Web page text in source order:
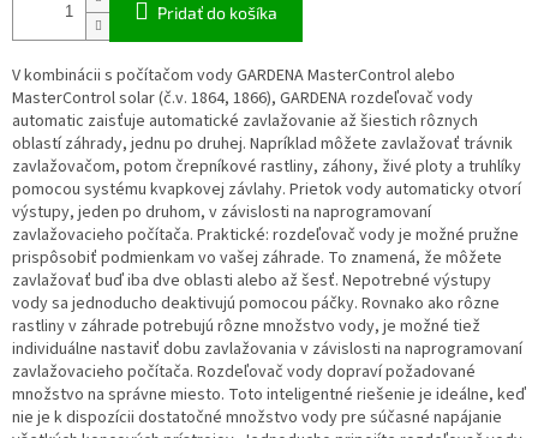
Pridať do košíka
V kombinácii s počítačom vody GARDENA MasterControl alebo
MasterControl solar (č.v. 1864, 1866), GARDENA rozdeľovač vody
automatic zaisťuje automatické zavlažovanie až šiestich rôznych
oblastí záhrady, jednu po druhej. Napríklad môžete zavlažovať trávnik
zavlažovačom, potom črepníkové rastliny, záhony, živé ploty a truhlíky
pomocou systému kvapkovej závlahy. Prietok vody automaticky otvorí
výstupy, jeden po druhom, v závislosti na naprogramovaní
zavlažovacieho počítača. Praktické: rozdeľovač vody je možné pružne
prispôsobiť podmienkam vo vašej záhrade. To znamená, že môžete
zavlažovať buď iba dve oblasti alebo až šesť. Nepotrebné výstupy
vody sa jednoducho deaktivujú pomocou páčky. Rovnako ako rôzne
rastliny v záhrade potrebujú rôzne množstvo vody, je možné tiež
individuálne nastaviť dobu zavlažovania v závislosti na naprogramovaní
zavlažovacieho počítača. Rozdeľovač vody dopraví požadované
množstvo na správne miesto. Toto inteligentné riešenie je ideálne, keď
nie je k dispozícii dostatočné množstvo vody pre súčasné napájanie